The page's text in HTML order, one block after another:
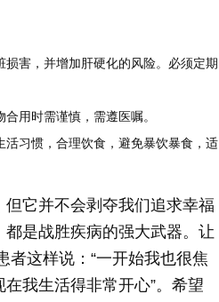
害，并增加肝硬化的风险。必须定期
用时需谨慎，需遵医嘱。
习惯，合理饮食，避免暴饮暴食，适
它并不会剥夺我们追求幸福
是战胜疾病的强大武器。让
这样说：“一开始我也很焦
我生活得非常开心”。希望